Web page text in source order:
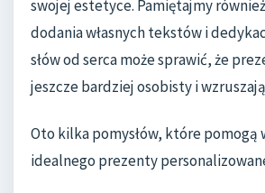
swojej estetyce. Pamiętajmy
dodania własnych tekstów i
słów od serca może sprawić, że
jeszcze bardziej osobisty i
Oto kilka pomysłów, które pomogą
idealnego prezenty